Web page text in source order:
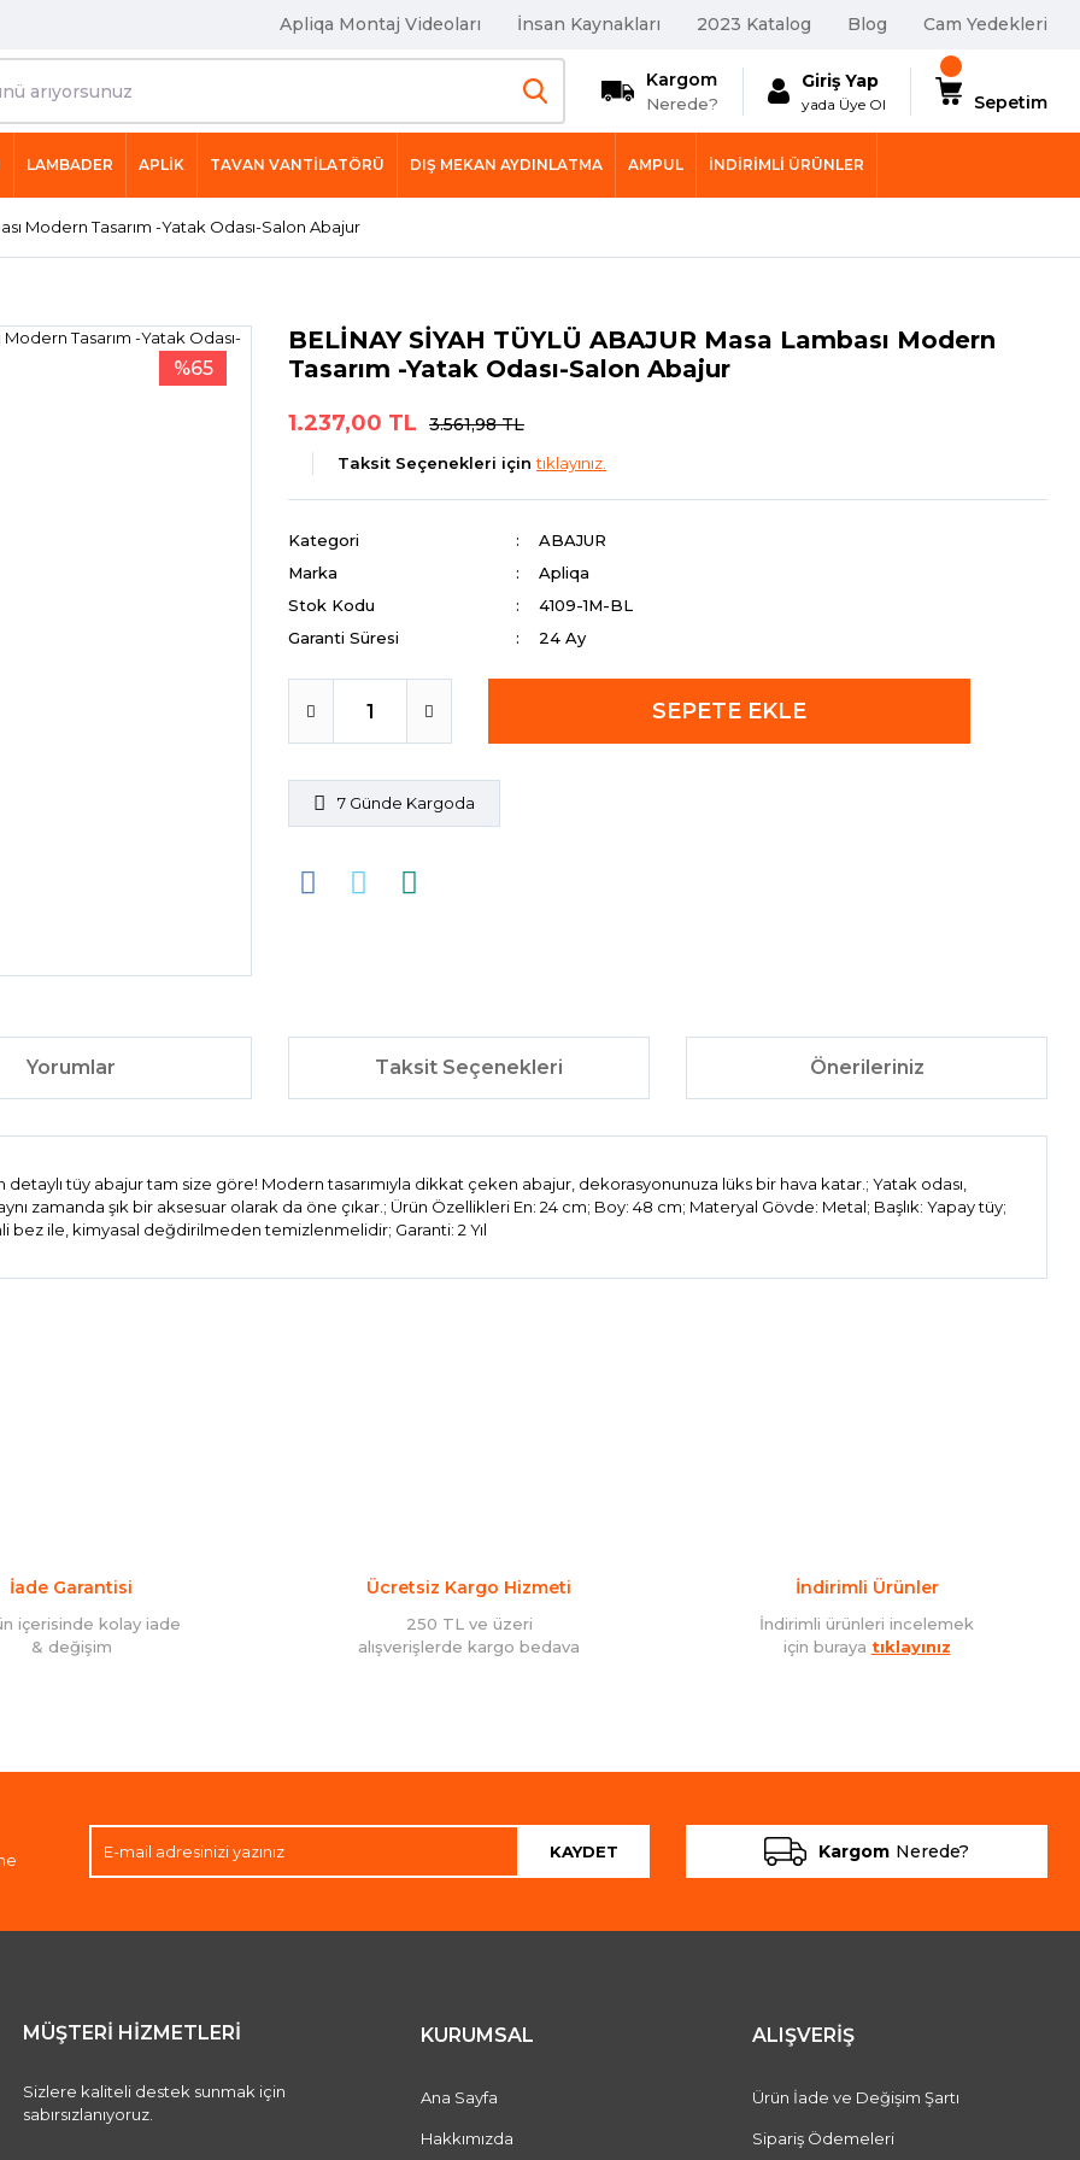
Apliqa Montaj Videoları İnsan Kaynakları 2023 Katalog Blog Cam Yedekleri
Kargom
Nerede?
Giriş Yap
yada Üye Ol Sepetim
LAMBADER APLİK TAVAN VANTİLATÖRÜ DIŞ MEKAN AYDINLATMA AMPUL İNDIRIMLI ÜRÜNLER
Modern Tasarım -Yatak Odası-Salon Abajur
%65
BELİNAY SİYAH TÜYLÜ ABAJUR Masa Lambası Modern
Tasarım -Yatak Odası-Salon Abajur
1.237,00 TL 3.561,98 TL
Taksit Seçenekleri içintıklayınız.
Kategori
ABAJUR
Marka
Apliqa
Stok Kodu
4109-1M-BL
Garanti Süresi
24 Ay
SEPETE EKLE
7 Günde Kargoda
Yorumlar Taksit Seçenekleri Önerileriniz
detaylı tüy abajur tam size göre! Modern tasarımıyla dikkat çeken abajur, dekorasyonunuza lüks bir hava katar.; Yatak odası,
zamanda şık bir aksesuar olarak da öne çıkar.; Ürün Özellikleri En: 24 cm; Boy: 48 cm; Materyal Gövde: Metal; Başlık: Yapay tüy;
bez ile, kimyasal değdirilmeden temizlenmelidir; Garanti: 2 Yıl
İade Garantisi
içerisinde kolay iade
& değişim
Ücretsiz Kargo Hizmeti
250 TL ve üzeri
alışverişlerde kargo bedava
İndirimli Ürünler
İndirimli ürünleri incelemek
için buraya tıklayınız
KAYDET Kargom Nerede?
MÜŞTERİ HİZMETLERİ
Sizlere kaliteli destek sunmak için
sabırsızlanıyoruz.
KURUMSAL
Ana Sayfa
Hakkımızda
ALIŞVERİŞ
Ürün İade ve Değişim Şartı
Sipariş Ödemeleri